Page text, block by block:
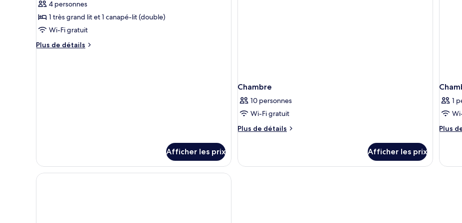
Adults
Only
(Swim-
suite
Adults
)
photos
pour
ce
type
de
4 personnes
1 très grand lit et 1 canapé-lit (double)
Wi-Fi gratuit
Plus de détails
Plus
Afficher les prix
Chambre
10 personnes
Wi-Fi gratuit
Plus de détails
Plus
Chambre
Afficher les prix
1
Plus
Plus